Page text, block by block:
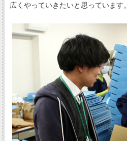
広くやっていきたいと思っています。